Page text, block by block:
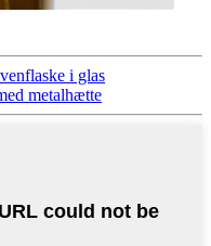
i glas
metalhætte